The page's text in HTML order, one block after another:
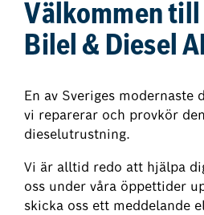
Välkommen till
Bilel & Diesel
En av Sveriges modernaste
vi reparerar och provkör
dieselutrustning.
Vi är alltid redo att hjälpa
oss under våra öppettider
skicka oss ett meddelande